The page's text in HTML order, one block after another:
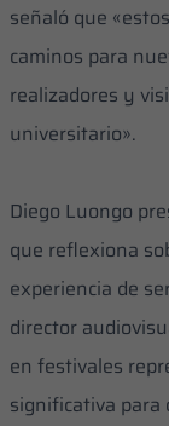
señaló que
caminos para
realizadores y
universitario».
Diego Luongo
que reflexiona
experiencia de
director
en festivales
significativa